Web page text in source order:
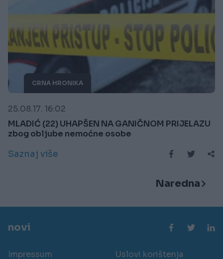
CRNA HRONIKA
25.08.17. 16:02
MLADIĆ (22) UHAPŠEN NA GANIČNOM PRIJELAZU
zbog obljube nemoćne osobe
Saznaj više
Naredna
novi
Impressum Uslovi korištenja